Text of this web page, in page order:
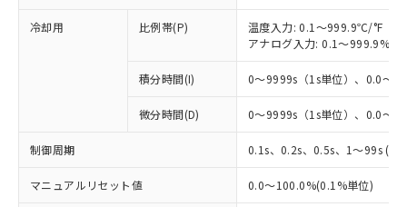
冷却用 比例帯(P)
温度入力: 0.1～999.9℃/°F（
アナログ入力: 0.1～999.9%FS
積分時間(I) 0～9999s（1s単位）、0.0～
微分時間(D) 0～9999s（1s単位）、0.0～
制御周期 0.1s、0.2s、0.5s、1～99s (1s
マニュアルリセット値 0.0～100.0%(0.1%単位)
ご利用条件
ご利用ください。
対応済み：EU RoHS指令（10物質）の
非含有に対応した製品が提供可能な商品で
対応予定：EU RoHS指令（10物質）の非含
有に対応した製品に切り替える予定のある
商品です。
非含有に非対応の商品で、対応品を出す予